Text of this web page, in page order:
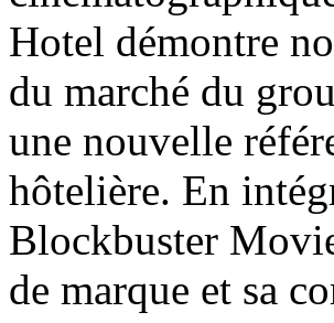
Hotel démontre
du marché du
une nouvelle
hôtelière. En
Blockbuster
de marque et sa